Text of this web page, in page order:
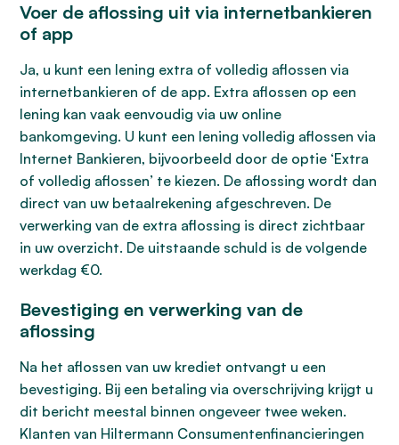
Voer de aflossing uit via internetbankieren
of app
Ja, u kunt een lening extra of volledig aflossen via
internetbankieren of de app. Extra aflossen op een
lening kan vaak eenvoudig via uw online
bankomgeving. U kunt een lening volledig aflossen via
Internet Bankieren, bijvoorbeeld door de optie ‘Extra
of volledig aflossen’ te kiezen. De aflossing wordt dan
direct van uw betaalrekening afgeschreven. De
verwerking van de extra aflossing is direct zichtbaar
in uw overzicht. De uitstaande schuld is de volgende
werkdag €0.
Bevestiging en verwerking van de
aflossing
Na het aflossen van uw krediet ontvangt u een
bevestiging. Bij een betaling via overschrijving krijgt u
dit bericht meestal binnen ongeveer twee weken.
Klanten van Hiltermann Consumentenfinancieringen